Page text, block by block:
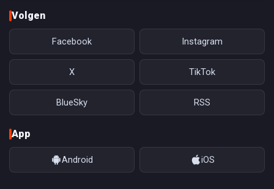
Volgen
Facebook Instagram
X TikTok
BlueSky RSS
App
Android iOS